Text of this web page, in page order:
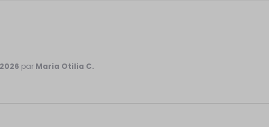
par Maria Otilia C.